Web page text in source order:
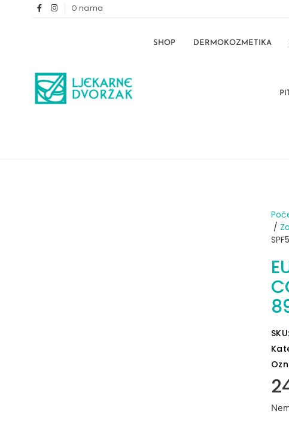
O nama
SHOP DERMOKOZMETIKA
/
SKU: